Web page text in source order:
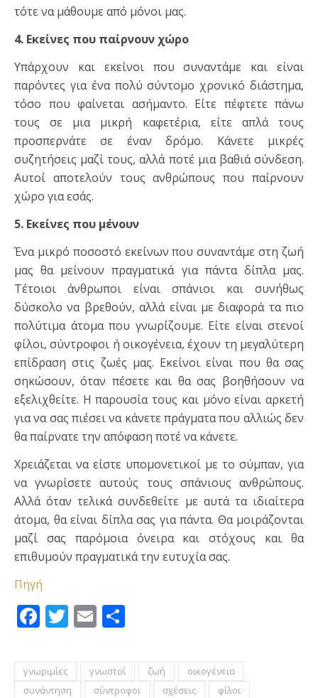
τότε να μάθουμε από μόνοι μας.
4. Εκείνες που παίρνουν χώρο
Υπάρχουν και εκείνοι που συναντάμε και είναι
παρόντες για ένα πολύ σύντομο χρονικό διάστημα,
τόσο που φαίνεται ασήμαντο. Είτε πέφτετε πάνω
τους σε μια μικρή καφετέρια, είτε απλά τους
προσπερνάτε σε έναν δρόμο. Κάνετε μικρές
συζητήσεις μαζί τους, αλλά ποτέ μια βαθιά σύνδεση.
Αυτοί αποτελούν τους ανθρώπους που παίρνουν
χώρο για εσάς.
5. Εκείνες που μένουν
Ένα μικρό ποσοστό εκείνων που συναντάμε στη ζωή
μας θα μείνουν πραγματικά για πάντα δίπλα μας.
Τέτοιοι άνθρωποι είναι σπάνιοι και συνήθως
δύσκολο να βρεθούν, αλλά είναι με διαφορά τα πιο
πολύτιμα άτομα που γνωρίζουμε. Είτε είναι στενοί
φίλοι, σύντροφοι ή οικογένεια, έχουν τη μεγαλύτερη
επίδραση στις ζωές μας. Εκείνοι είναι που θα σας
σηκώσουν, όταν πέσετε και θα σας βοηθήσουν να
εξελιχθείτε. Η παρουσία τους και μόνο είναι αρκετή
για να σας πιέσει να κάνετε πράγματα που αλλιώς δεν
θα παίρνατε την απόφαση ποτέ να κάνετε.
Χρειάζεται να είστε υπομονετικοί με το σύμπαν, για
να γνωρίσετε αυτούς τους σπάνιους ανθρώπους.
Αλλά όταν τελικά συνδεθείτε με αυτά τα ιδιαίτερα
άτομα, θα είναι δίπλα σας για πάντα. Θα μοιράζονται
μαζί σας παρόμοια όνειρα και στόχους και θα
επιθυμούν πραγματικά την ευτυχία σας.
Πηγή
Facebook
Twitter
Email
γνωριμίες γνωστοί ζωή
οικογένεια
συνάντηση
σύντροφοι σχέσεις φίλοι